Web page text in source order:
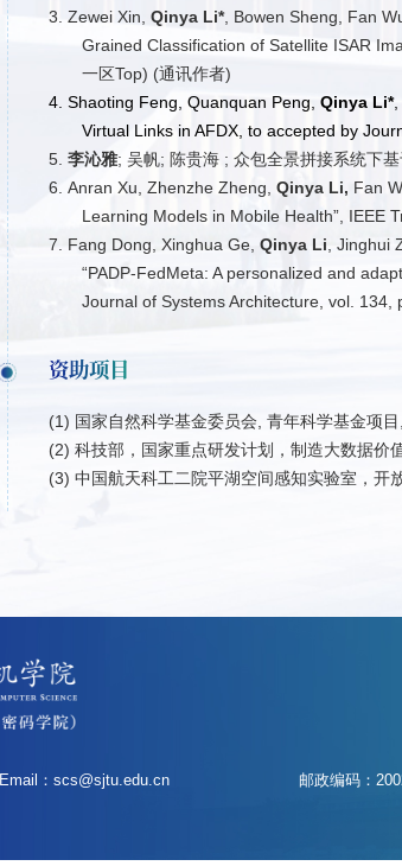
3. Zewei Xin,Qinya Li*, Bowen Sheng, Fan
Grained Classification of Satellite ISAR
一区Top) (通讯作者)
4. Shaoting Feng, Quanquan Peng,Qinya Li*,
Virtual Links in AFDX, to accepted by
5.李沁雅; 吴帆; 陈贵海 ; 众包全景拼接系统下
6. Anran Xu, Zhenzhe Zheng,Qinya Li, Fan
Learning Models in Mobile Health”, IEEE
7. Fang Dong, Xinghua Ge,Qinya Li, Jinghui
“PADP-FedMeta: A personalized and
Journal of Systems Architecture, vol. 134,
资助项目
(1) 国家自然科学基金委员会, 青年科学基金项
(2) 科技部，国家重点研发计划，制造大数据价
(3) 中国航天科工二院平湖空间感知实验室，开
Email：scs@sjtu.edu.cn 邮政编码：